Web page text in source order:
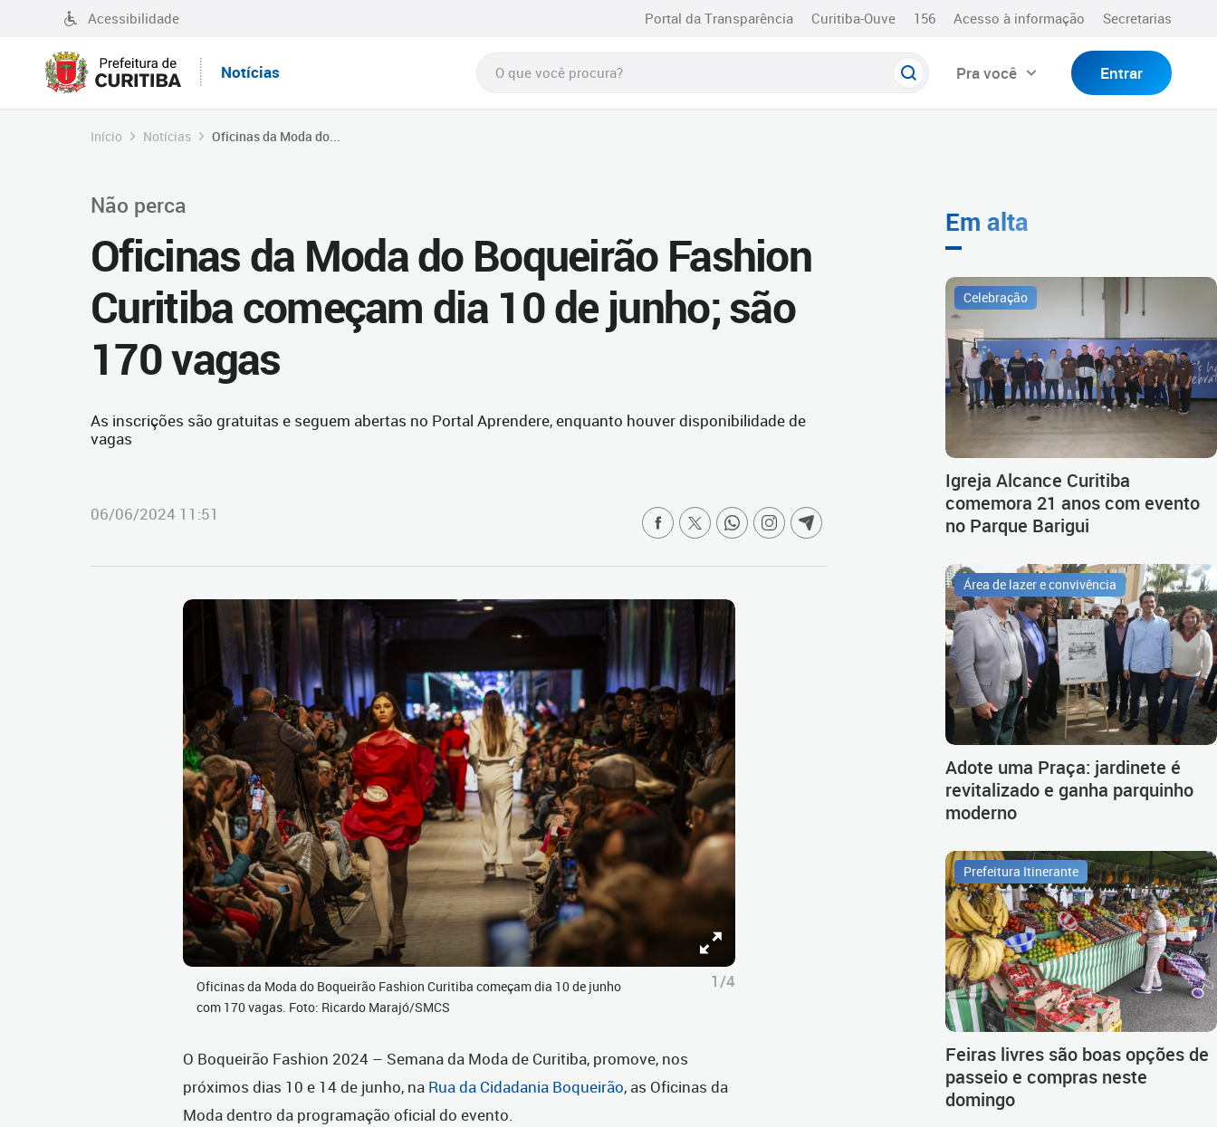
Acessibilidade Portal da Transparência Curitiba-Ouve 156 Acesso à informação Secretarias
Notícias Pra você Entrar
Início Notícias Oficinas da Moda do...
Não perca
Oficinas da Moda do Boqueirão Fashion
Curitiba começam dia 10 de junho; são
170 vagas
As inscrições são gratuitas e seguem abertas no Portal Aprendere, enquanto houver disponibilidade de
vagas
06/06/2024 11:51
Oficinas da Moda do Boqueirão Fashion Curitiba começam dia 10 de junho
com 170 vagas. Foto: Ricardo Marajó/SMCS
1/4
O Boqueirão Fashion 2024 – Semana da Moda de Curitiba, promove, nos
próximos dias 10 e 14 de junho, na Rua da Cidadania Boqueirão, as Oficinas da
Moda dentro da programação oficial do evento.
Em alta
Celebração
Igreja Alcance Curitiba
comemora 21 anos com evento
no Parque Barigui
Área de lazer e convivência
Adote uma Praça: jardinete é
revitalizado e ganha parquinho
moderno
Prefeitura Itinerante
Feiras livres são boas opções de
passeio e compras neste
domingo